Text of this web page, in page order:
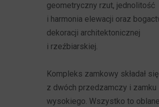
geometryczny rzut, jednolitość
i harmonia elewacji oraz
dekoracji architektonicznej
i rzeźbiarskiej.
Kompleks zamkowy składał się
z dwóch przedzamczy i zamku
wysokiego. Wszystko to